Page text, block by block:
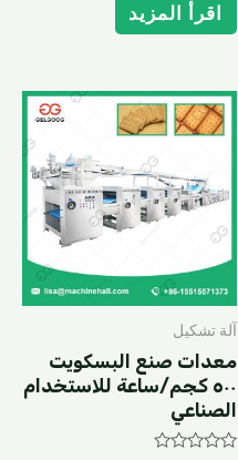
out
of
اقرأ المزيد
آلة تشكيل
معدات صنع البسكويت
٥٠٠ كجم/ساعة للاستخدام
الصناعي